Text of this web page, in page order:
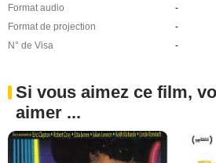
Format audio
-
Format de projection
-
N° de Visa
-
Si vous aimez ce film,
aimer ...